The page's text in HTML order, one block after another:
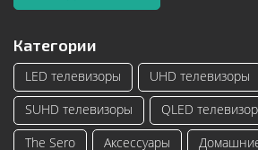
Категории
LED телевизоры
UHD телевизоры
SUHD телевизоры
QLED
The Sero
Аксессуары